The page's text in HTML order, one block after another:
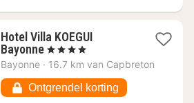
Hotel Villa KOEGUI
Bayonne1
nacht
€
150,07
, 4 Sterren
Bayonne · 16.7 km van Capbreton
Ontgrendel korting